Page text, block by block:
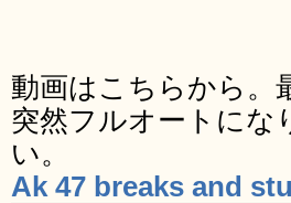
動画はこちらから
突然フルオートにな
い。
Ak 47 breaks and